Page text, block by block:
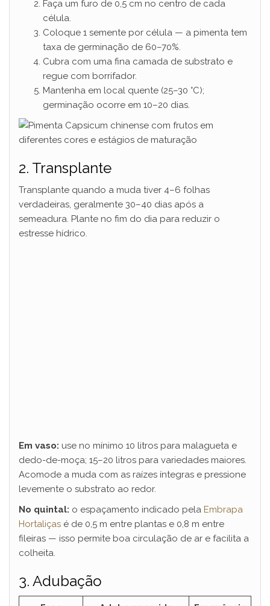
Faça um furo de 0,5 cm no centro de cada
célula.
Coloque 1 semente por célula — a pimenta tem
taxa de germinação de 60–70%.
Cubra com uma fina camada de substrato e
regue com borrifador.
Mantenha em local quente (25–30 °C);
germinação ocorre em 10–20 dias.
2. Transplante
Transplante quando a muda tiver 4–6 folhas
verdadeiras, geralmente 30–40 dias após a
semeadura. Plante no fim do dia para reduzir o
estresse hídrico.
Em vaso: use no mínimo 10 litros para malagueta e
dedo-de-moça; 15–20 litros para variedades maiores.
Acomode a muda com as raízes íntegras e pressione
levemente o substrato ao redor.
No quintal: o espaçamento indicado pela Embrapa
Hortaliças é de 0,5 m entre plantas e 0,8 m entre
fileiras — isso permite boa circulação de ar e facilita a
colheita.
3. Adubação